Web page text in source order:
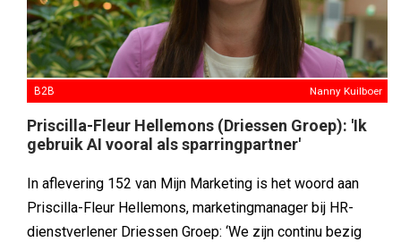
B2B Nanny Kuilboer
Priscilla-Fleur Hellemons (Driessen Groep): 'Ik
gebruik AI vooral als sparringpartner'
In aflevering 152 van Mijn Marketing is het woord aan
Priscilla-Fleur Hellemons, marketingmanager bij HR-
dienstverlener Driessen Groep: ‘We zijn continu bezig